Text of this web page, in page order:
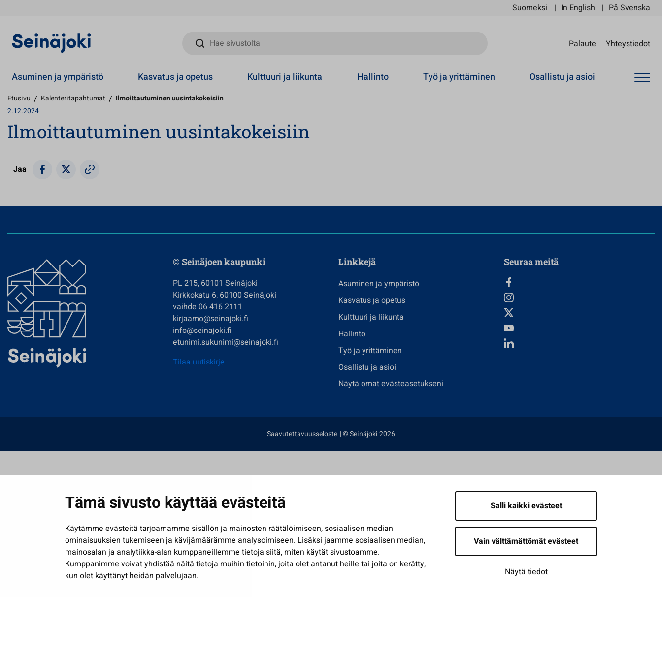
Tämä sivusto käyttää evästeitä
Käytämme evästeitä tarjoamamme sisällön ja mainosten räätälöimiseen, sosiaalisen median
ominaisuuksien tukemiseen ja kävijämäärämme analysoimiseen. Lisäksi jaamme sosiaalisen median,
mainosalan ja analytiikka-alan kumppaneillemme tietoja siitä, miten käytät sivustoamme.
Kumppanimme voivat yhdistää näitä tietoja muihin tietoihin, joita olet antanut heille tai joita on kerätty,
kun olet käyttänyt heidän palvelujaan.
Salli kaikki evästeet
Vain välttämättömät evästeet
Näytä tiedot
Suomeksi In English På Svenska
Hae sivustolta
Palaute Yhteystiedot
Asuminen ja ympäristö Kasvatus ja opetus Kulttuuri ja liikunta Hallinto Työ ja yrittäminen Osallistu ja asioi
Etusivu / Kalenteritapahtumat / Ilmoittautuminen uusintakokeisiin
2.12.2024
Ilmoittautuminen uusintakokeisiin
Jaa
© Seinäjoen kaupunki
PL 215, 60101 Seinäjoki
Kirkkokatu 6, 60100 Seinäjoki
vaihde 06 416 2111
kirjaamo@seinajoki.fi
info@seinajoki.fi
etunimi.sukunimi@seinajoki.fi
Tilaa uutiskirje
Linkkejä
Asuminen ja ympäristö
Kasvatus ja opetus
Kulttuuri ja liikunta
Hallinto
Työ ja yrittäminen
Osallistu ja asioi
Näytä omat evästeasetukseni
Seuraa meitä
Saavutettavuusseloste | © Seinäjoki 2026